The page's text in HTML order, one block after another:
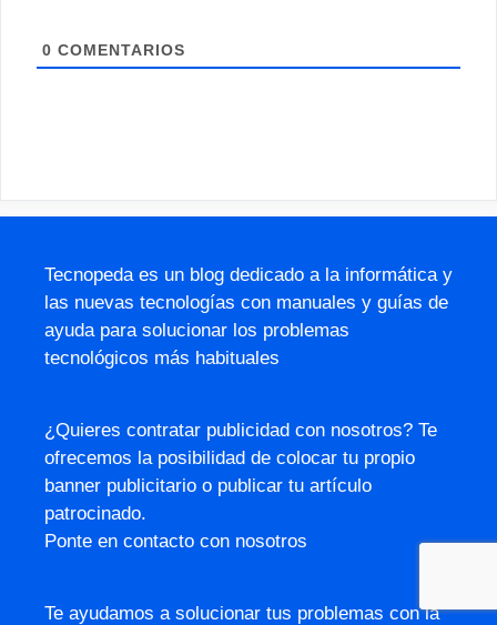
0 COMENTARIOS
Tecnopeda es un blog dedicado a la informática y
las nuevas tecnologías con manuales y guías de
ayuda para solucionar los problemas
tecnológicos más habituales
¿Quieres contratar publicidad con nosotros? Te
ofrecemos la posibilidad de colocar tu propio
banner publicitario o publicar tu artículo
patrocinado.
Ponte en contacto con nosotros
Te ayudamos a solucionar tus problemas con la